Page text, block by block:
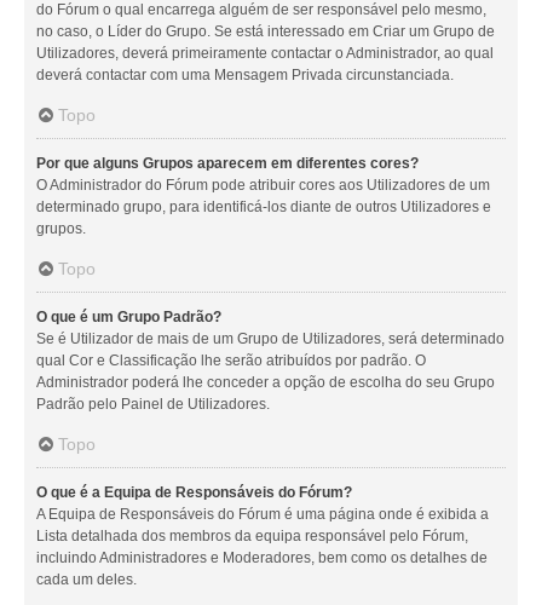
do Fórum o qual encarrega alguém de ser responsável pelo mesmo,
no caso, o Líder do Grupo. Se está interessado em Criar um Grupo de
Utilizadores, deverá primeiramente contactar o Administrador, ao qual
deverá contactar com uma Mensagem Privada circunstanciada.
Topo
Por que alguns Grupos aparecem em diferentes cores?
O Administrador do Fórum pode atribuir cores aos Utilizadores de um
determinado grupo, para identificá-los diante de outros Utilizadores e
grupos.
Topo
O que é um Grupo Padrão?
Se é Utilizador de mais de um Grupo de Utilizadores, será determinado
qual Cor e Classificação lhe serão atribuídos por padrão. O
Administrador poderá lhe conceder a opção de escolha do seu Grupo
Padrão pelo Painel de Utilizadores.
Topo
O que é a Equipa de Responsáveis do Fórum?
A Equipa de Responsáveis do Fórum é uma página onde é exibida a
Lista detalhada dos membros da equipa responsável pelo Fórum,
incluindo Administradores e Moderadores, bem como os detalhes de
cada um deles.